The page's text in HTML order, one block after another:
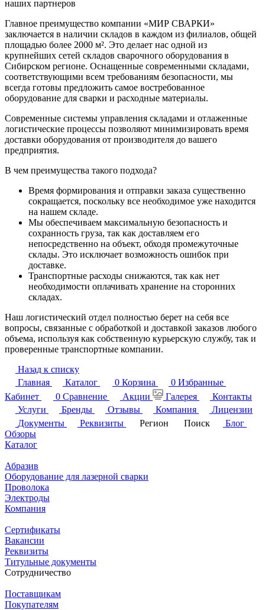
наших партнеров
Главное преимущество компании «МИР СВАРКИ»
заключается в наличии складов в каждом из филиалов, общей
площадью более 2000 м². Это делает нас одной из
крупнейших сетей складов сварочного оборудования в
Сибирском регионе. Оснащенные современными складами,
соответствующими всем требованиям безопасности, мы
всегда готовы предложить самое востребованное
оборудование для сварки и расходные материалы.
Современные системы управления складами и отлаженные
логистические процессы позволяют минимизировать время
доставки оборудования от производителя до вашего
предприятия.
В чем преимущества такого подхода?
Время формирования и отправки заказа существенно
сокращается, поскольку все необходимое уже находится
на нашем складе.
Мы обеспечиваем максимальную безопасность и
сохранность груза, так как доставляем его
непосредственно на объект, обходя промежуточные
склады. Это исключает возможность ошибок при
доставке.
Транспортные расходы снижаются, так как нет
необходимости оплачивать хранение на сторонних
складах.
Наш логистический отдел полностью берет на себя все
вопросы, связанные с обработкой и доставкой заказов любого
объема, используя как собственную курьерскую службу, так и
проверенные транспортные компании.
Назад к списку
Главная
Каталог 0 Корзина 0 Избранные
Кабинет
0 Сравнение Акции Галерея
Контакты
Услуги
Бренды Отзывы Компания
Лицензии
Документы
Реквизиты Регион Поиск
Блог
Обзоры
Каталог
Абразив
Оборудование для лазерной сварки
Проволока
Электроды
Компания
Сертификаты
Вакансии
Реквизиты
Титульные документы
Сотрудничество
Поставщикам
Покупателям